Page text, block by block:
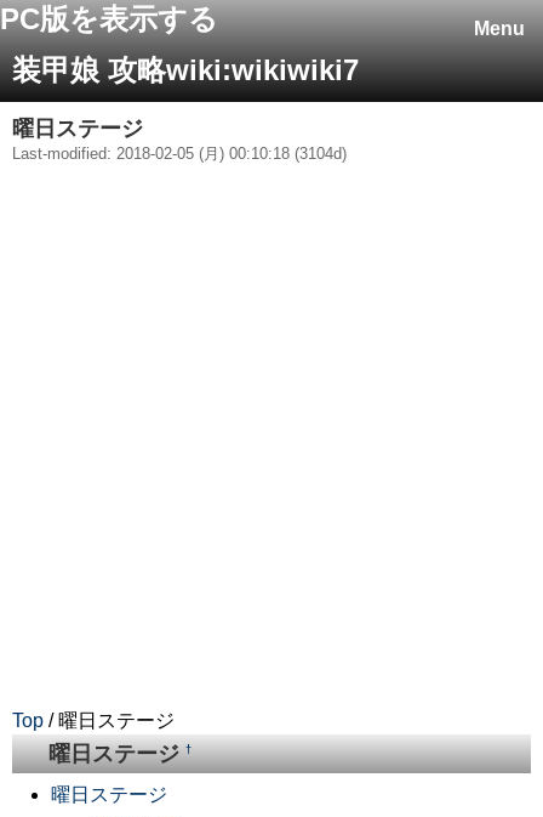
Menu
PC版を表示する
装甲娘 攻略wiki:wikiwiki7
曜日ステージ
Last-modified: 2018-02-05 (月) 00:10:18 (3104d)
Top / 曜日ステージ
曜日ステージ†
曜日ステージ